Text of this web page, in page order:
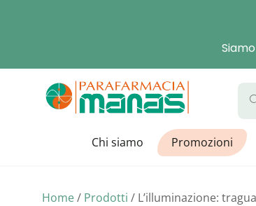
La
Chi siamo Promozioni
Home/ Prodotti / L’illuminazione: